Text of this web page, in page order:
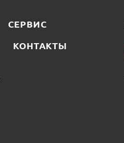
СЕРВИС
КОНТАКТЫ